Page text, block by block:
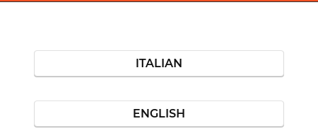
ITALIAN
ENGLISH